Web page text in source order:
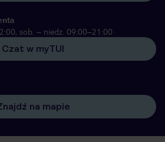
sob. – niedz. 09:00–21:00
Czat w myTUI
na mapie